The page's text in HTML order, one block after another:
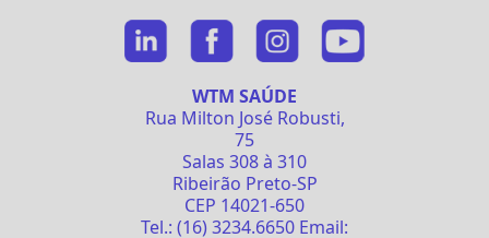
WTM SAÚDE
Rua Milton José Robusti,
75
Salas 308 à 310
Ribeirão Preto-SP
CEP 14021-650
Tel.: (16) 3234.6650 Email: